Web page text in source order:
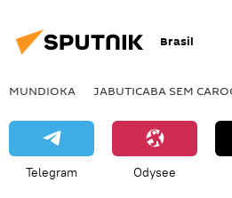
Brasil
MUNDIOKA JABUTICABA SEM
Telegram Odysee